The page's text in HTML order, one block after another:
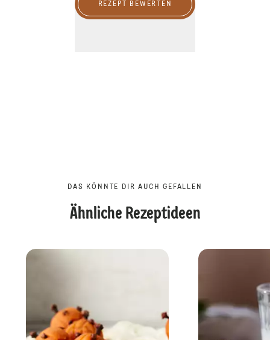
REZEPT BEWERTEN
DAS KÖNNTE DIR AUCH GEFALLEN
Ähnliche Rezeptideen